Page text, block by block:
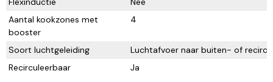
Aantal kookzones met
booster
4
Soort luchtgeleiding
Luchtafvoer naar buiten- of
Recirculeerbaar
Ja